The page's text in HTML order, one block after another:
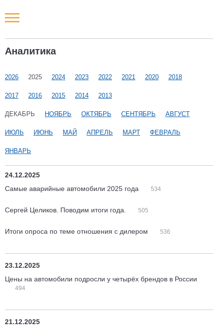
Аналитика
2026 2025 2024 2023 2022 2021 2020 2018
2017 2016 2015 2014 2013
ДЕКАБРЬ НОЯБРЬ ОКТЯБРЬ СЕНТЯБРЬ АВГУСТ
ИЮЛЬ ИЮНЬ МАЙ АПРЕЛЬ МАРТ ФЕВРАЛЬ
ЯНВАРЬ
24.12.2025
Самые аварийные автомобили 2025 года
534
Сергей Целиков. Поводим итоги года. 505
Итоги опроса по теме отношения с дилером 536
23.12.2025
Цены на автомобили подросли у четырёх брендов в России
494
21.12.2025
Новости РФ
Наши мероприятия
Статьи